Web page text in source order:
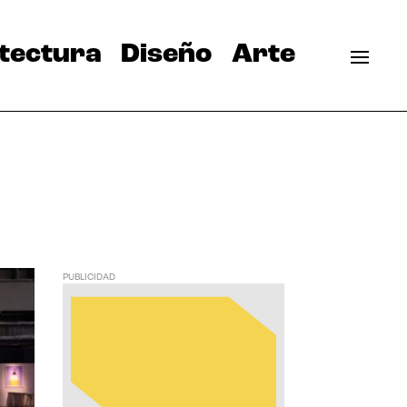
Diseño Arte
PUBLICIDAD